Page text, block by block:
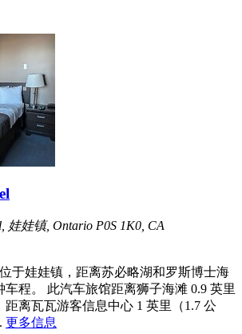
娃娃镇, Ontario P0S 1K0, CA
于娃娃镇，距离苏必略湖和罗斯博士海
车程。 此汽车旅馆距离狮子海滩 0.9 英里
距离瓦瓦游客信息中心 1 英里（1.7 公
更多信息